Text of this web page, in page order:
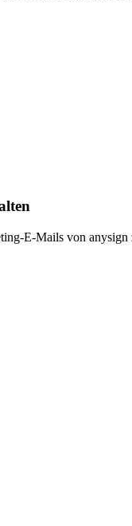
E-Mails von